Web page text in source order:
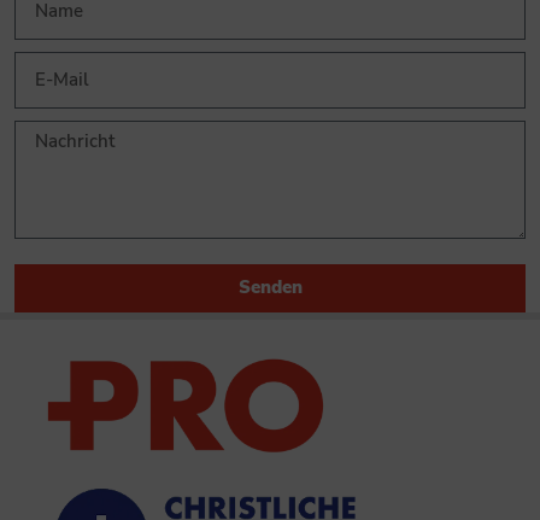
Senden